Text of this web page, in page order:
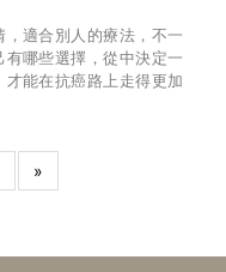
適合別人的療法，不一
哪些選擇，從中決定一
能在抗癌路上走得更加
»